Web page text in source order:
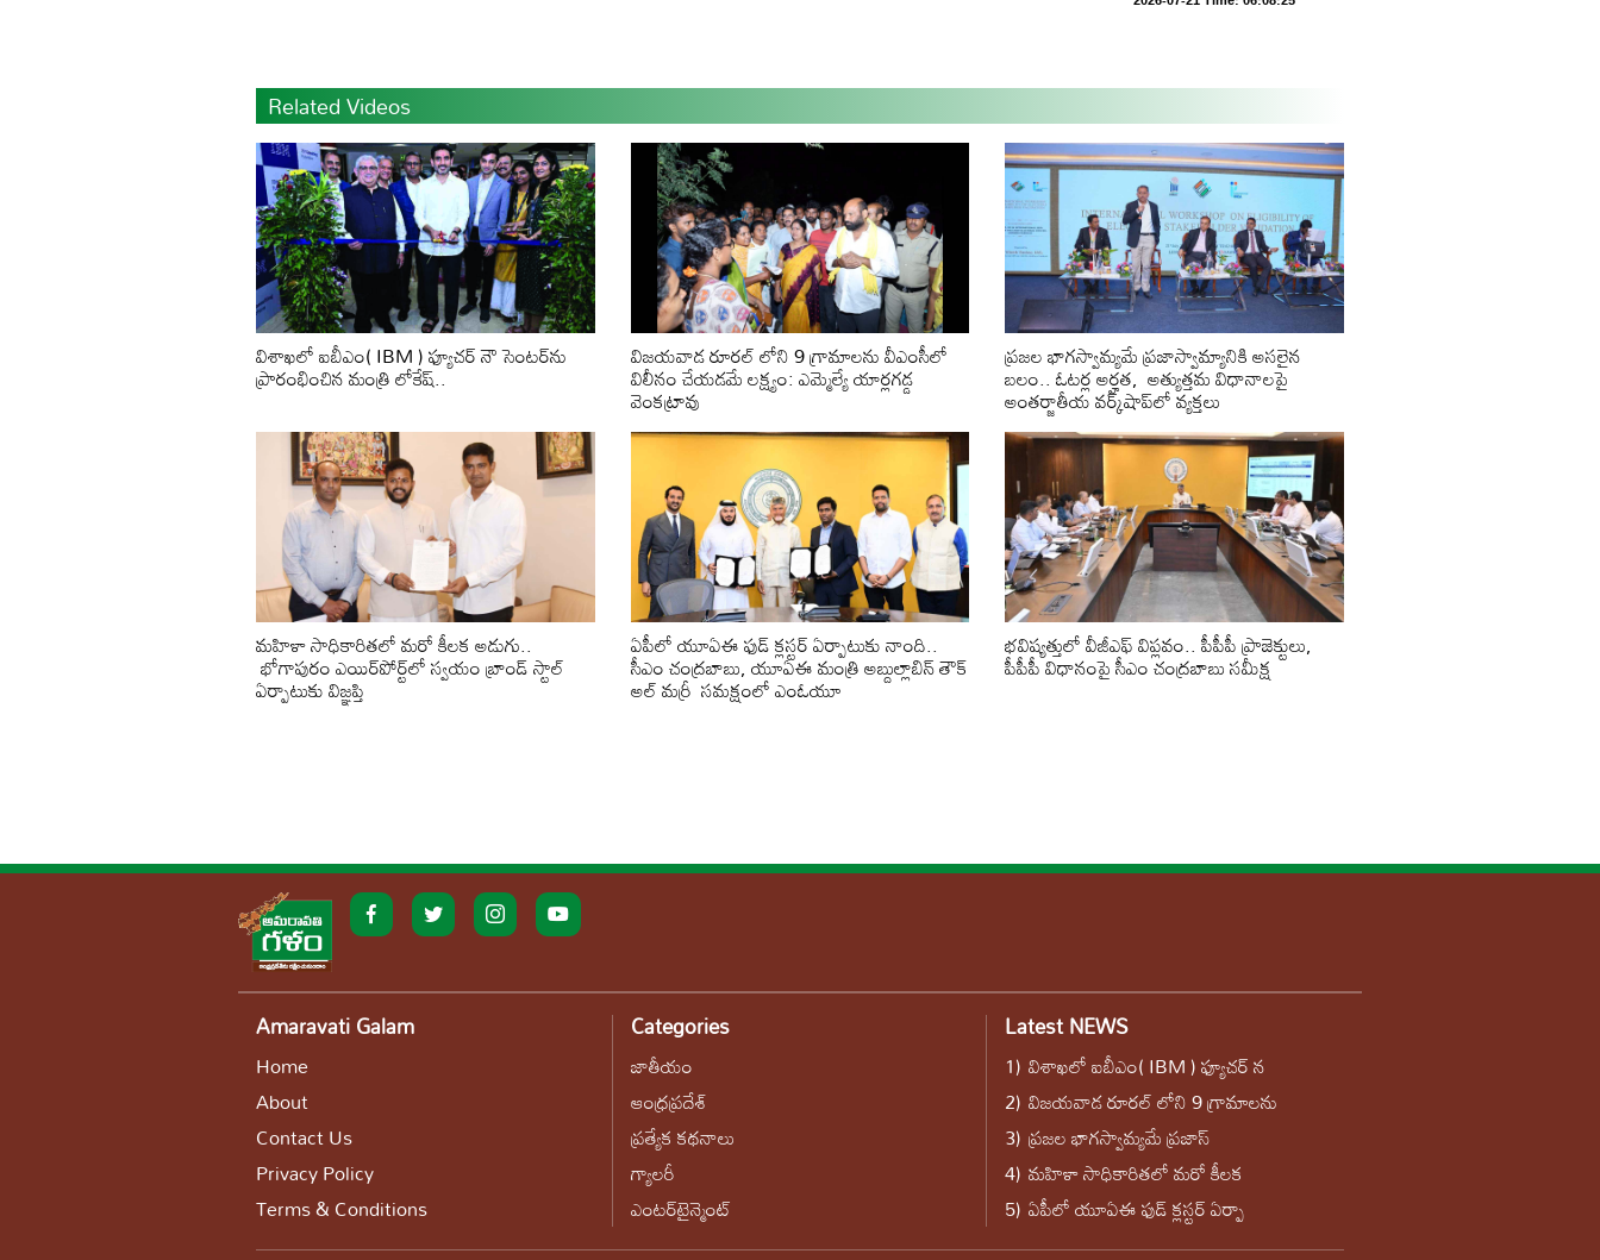
Related Videos
విశాఖలో ఐబీఎం( IBM ) ఫ్యూచర్ నౌ సెంటర్‌ను
ప్రారంభించిన మంత్రి లోకేష్..
విజయవాడ రూరల్ లోని 9 గ్రామాలను వీఎంసీలో
విలీనం చేయడమే లక్ష్యం: ఎమ్మెల్యే యార్లగడ్డ
వెంకట్రావు
ప్ర‌జ‌ల భాగ‌స్వామ్య‌మే ప్రజాస్వామ్యానికి అస‌లైన
బ‌లం.. ఓట‌ర్ల అర్హ‌త‌, అత్యుత్త‌మ విధానాల‌పై
అంతర్జాతీయ వ‌ర్క్‌షాప్‌లో వ్యక్తలు
మ‌హిళా సాధికారిత‌లో మ‌రో కీల‌క అడుగు..
భోగాపురం ఎయిర్‌పోర్ట్‌లో స్వ‌యం బ్రాండ్ స్టాల్
ఏర్పాటుకు విజ్ఞ‌ప్తి
ఏపీలో యూఏఈ ఫుడ్ క్లస్టర్ ఏర్పాటుకు నాంది..
సీఎం చంద్రబాబు, యూఏఈ మంత్రి అబ్దుల్లాబిన్ తౌక్
అల్ మర్రీ సమక్షంలో ఎంఓయూ
భవిష్యత్తులో వీజీఎఫ్ విప్లవం.. పీపీపీ ప్రాజెక్టులు,
పీపీపీ విధానంపై సీఎం చంద్రబాబు సమీక్ష
Amaravati Galam
Home
About
Contact Us
Privacy Policy
Terms & Conditions
Categories
జాతీయం
ఆంధ్రప్రదేశ్
ప్రత్యేక కథనాలు
గ్యాలరీ
ఎంటర్‌టైన్మెంట్
Latest NEWS
1) విశాఖలో ఐబీఎం( IBM ) ఫ్యూచర్ న
2) విజయవాడ రూరల్ లోని 9 గ్రామాలను
3) ప్ర‌జ‌ల భాగ‌స్వామ్య‌మే ప్రజాస్
4) మ‌హిళా సాధికారిత‌లో మ‌రో కీల‌క
5) ఏపీలో యూఏఈ ఫుడ్ క్లస్టర్ ఏర్పా